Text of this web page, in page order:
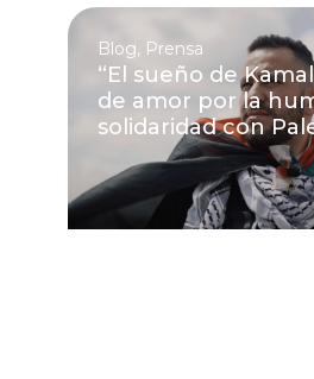
Blog, Prensa
“El sueño de
de amor por la
solidaridad con